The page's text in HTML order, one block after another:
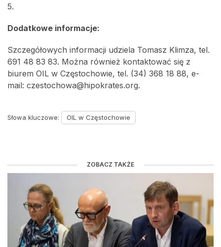
5.
Dodatkowe informacje:
Szczegółowych informacji udziela Tomasz Klimza, tel.
691 48 83 83. Można również kontaktować się z
biurem OIL w Częstochowie, tel. (34) 368 18 88, e-
mail: czestochowa@hipokrates.org.
Słowa kluczowe: OIL w Częstochowie
ZOBACZ TAKŻE